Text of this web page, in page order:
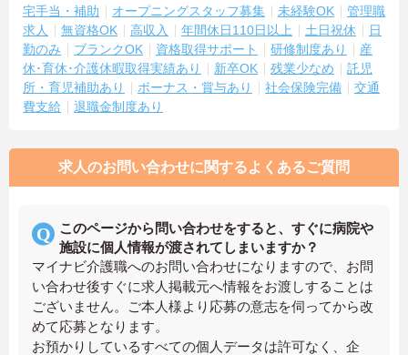
宅手当・補助
オープニングスタッフ募集 未経験OK
管理職
求人
無資格OK 高収入 年間休日110日以上 土日祝休
日
勤のみ
ブランクOK 資格取得サポート 研修制度あり
産
休･育休･介護休暇取得実績あり
新卒OK 残業少なめ
託児
所・育児補助あり
ボーナス・賞与あり 社会保険完備
交通
費支給
退職金制度あり
求人のお問い合わせに関するよくあるご質問
このページから問い合わせをすると、すぐに病院や
施設に個人情報が渡されてしまいますか？
マイナビ介護職へのお問い合わせになりますので、お問
い合わせ後すぐに求人掲載元へ情報をお渡しすることは
ございません。ご本人様より応募の意志を伺ってから改
めて応募となります。
お預かりしているすべての個人データは許可なく、企